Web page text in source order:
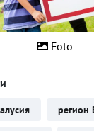
Foto
регион